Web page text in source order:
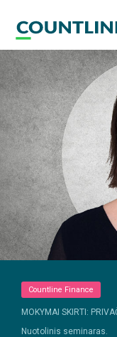
Countline Finance
MOKYMAI SKIRTI:
Nuotolinis seminaras.